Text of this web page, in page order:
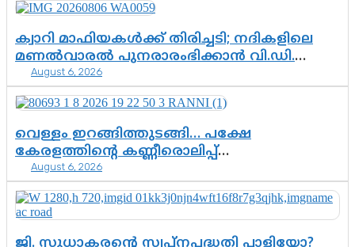
ക്വാറി മാഫിയകൾക്ക് തിരിച്ചടി; നദികളിലെ
മണൽവാരൽ പുനരാരംഭിക്കാൻ വി.ഡി.
സർക്കാർ തീരുമാനം
August 6, 2026
വെള്ളം ഇറങ്ങിത്തുടങ്ങി… പക്ഷേ
കേരളത്തിന്റെ കണ്ണീരൊലിപ്പ്
എന്നവസാനിക്കും?
August 6, 2026